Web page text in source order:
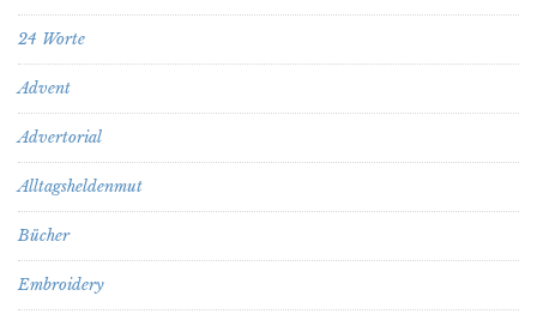
24 Worte
Advent
Advertorial
Alltagsheldenmut
Bücher
Embroidery